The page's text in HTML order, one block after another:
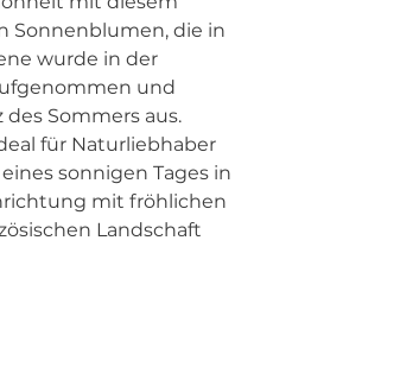
Sonnenblumen, die in
wurde in der
und
Sommers aus.
für Naturliebhaber
sonnigen Tages in
mit fröhlichen
Landschaft